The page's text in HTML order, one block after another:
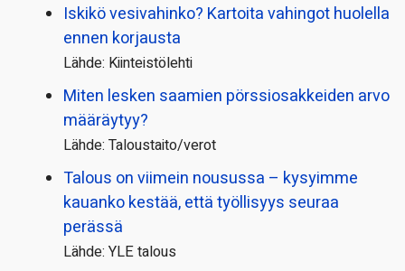
Iskikö vesivahinko? Kartoita vahingot huolella
ennen korjausta
Lähde: Kiinteistölehti
Miten lesken saamien pörssi­osakkeiden arvo
määräytyy?
Lähde: Taloustaito/verot
Talous on viimein nousussa – kysyimme
kauanko kestää, että työllisyys seuraa
perässä
Lähde: YLE talous